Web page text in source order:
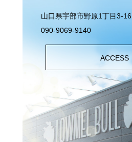
山口県宇部市野原1丁目3-16
090-9069-9140
ACCESS